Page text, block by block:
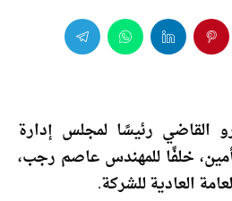
القاضي رئيسًا لمجلس إدارة
خلفًا للمهندس عاصم رجب،
العادية للشركة.